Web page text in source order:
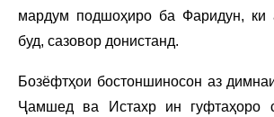
мардум подшоҳиро ба Фаридун, ки
буд, сазовор донистанд.
Бозёфтҳои бостоншиносон аз
Ҷамшед ва Истахр ин гуфтаҳоро